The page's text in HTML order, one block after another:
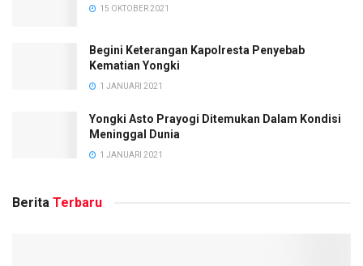
15 OKTOBER 2021
Begini Keterangan Kapolresta Penyebab
Kematian Yongki
1 JANUARI 2021
Yongki Asto Prayogi Ditemukan Dalam Kondisi
Meninggal Dunia
1 JANUARI 2021
Berita Terbaru